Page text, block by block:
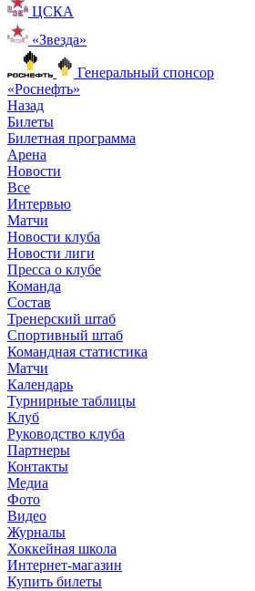
ЦСКА
«Звезда»
Генеральный спонсор
«Роснефть»
Назад
Билеты
Билетная программа
Арена
Новости
Все
Интервью
Матчи
Новости клуба
Новости лиги
Пресса о клубе
Команда
Состав
Тренерский штаб
Спортивный штаб
Командная статистика
Матчи
Календарь
Турнирные таблицы
Клуб
Руководство клуба
Партнеры
Контакты
Медиа
Фото
Видео
Журналы
Хоккейная школа
Интернет-магазин
Купить билеты